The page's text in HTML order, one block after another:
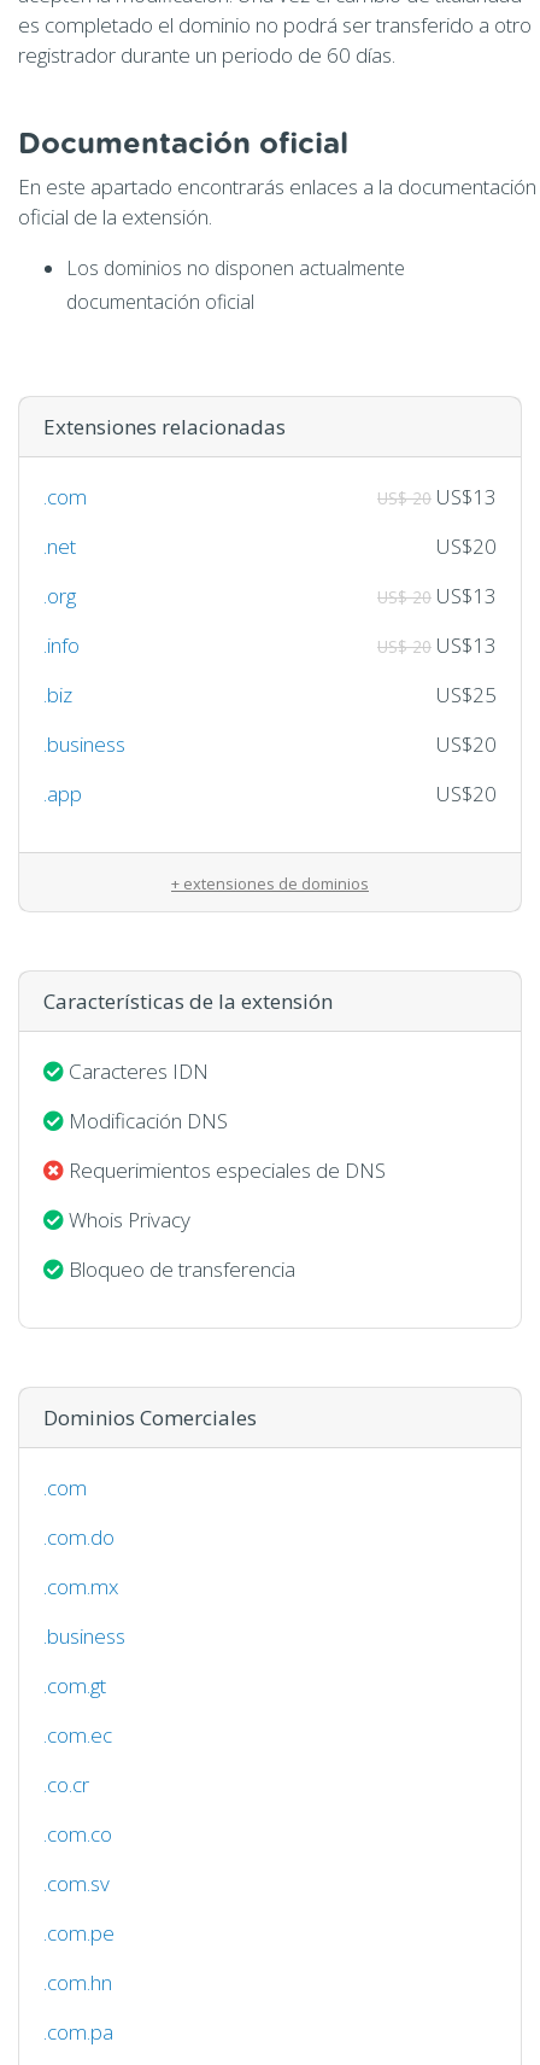
es completado el dominio no podrá ser transferido a otro
registrador durante un periodo de 60 días.
Documentación oficial
En este apartado encontrarás enlaces a la documentación
oficial de la extensión.
Los dominios no disponen actualmente
documentación oficial
Extensiones relacionadas
.com US$ 20 US$13
.net
US$20
.org
US$ 20 US$13
.info
US$ 20 US$13
.biz
US$25
.business
US$20
.app
US$20
+ extensiones de dominios
Características de la extensión
Caracteres IDN
Modificación DNS
Requerimientos especiales de DNS
Whois Privacy
Bloqueo de transferencia
Dominios Comerciales
.com
.com.do
.com.mx
.business
.com.gt
.com.ec
.co.cr
.com.co
.com.sv
.com.pe
.com.hn
.com.pa